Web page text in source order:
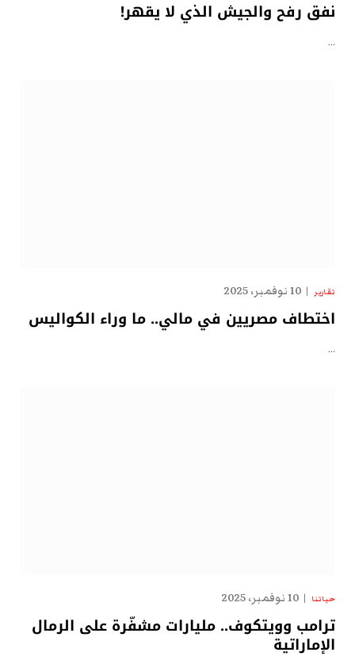
نفق رفح والجيش الذي لا يقهر!
…
تقارير 10 نوفمبر، 2025
اختطاف مصريين في مالي.. ما وراء الكواليس
…
حياتنا 10 نوفمبر، 2025
ترامب وويتكوف.. مليارات مشفّرة على الرمال
الإماراتية